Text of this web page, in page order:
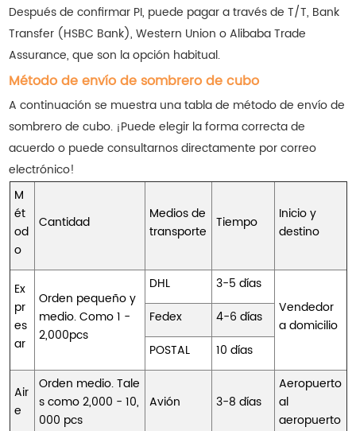
Después de confirmar PI, puede pagar a través de T/T, Bank
Transfer (HSBC Bank), Western Union o Alibaba Trade
Assurance, que son la opción habitual.
Método de envío de sombrero de cubo
A continuación se muestra una tabla de método de envío de
sombrero de cubo. ¡Puede elegir la forma correcta de
acuerdo o puede consultarnos directamente por correo
electrónico!
M
ét
od
o
Cantidad
Medios de
transporte
Tiempo
Inicio y
destino
Ex
pr
es
ar
Orden pequeño y
medio. Como 1 -
2,000pcs
DHL
3-5 días
Vendedor
a domicilio
Fedex
4-6 días
POSTAL
10 días
Air
e
Orden medio. Tale
s como 2,000 - 10,
000 pcs
Avión 3-8 días
Aeropuerto
al
aeropuerto